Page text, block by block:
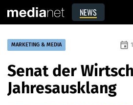
NEWS
MARKETING & MEDIA event
Senat der
Jahresausklang